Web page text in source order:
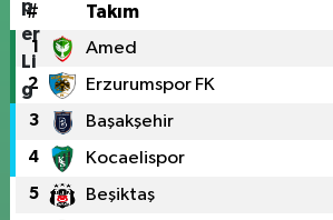
# Takım
1 Amed
2 Erzurumspor FK
3 Başakşehir
4 Kocaelispor
5 Beşiktaş